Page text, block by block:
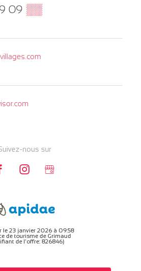
09 ▒▒
nous sur
le 23 janvier 2026 à 09:58
de tourisme de Grimaud
de l'offre: 826846)